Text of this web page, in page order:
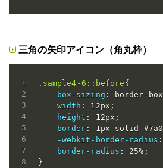
三角の矢印アイコン（角丸枠）
.sample4-6::before {
box-sizing : border-box
width : 12px ;
height : 12px ;
border : 1px solid #7a0
-webkit-border-radius :
border-radius : 25% ;
}